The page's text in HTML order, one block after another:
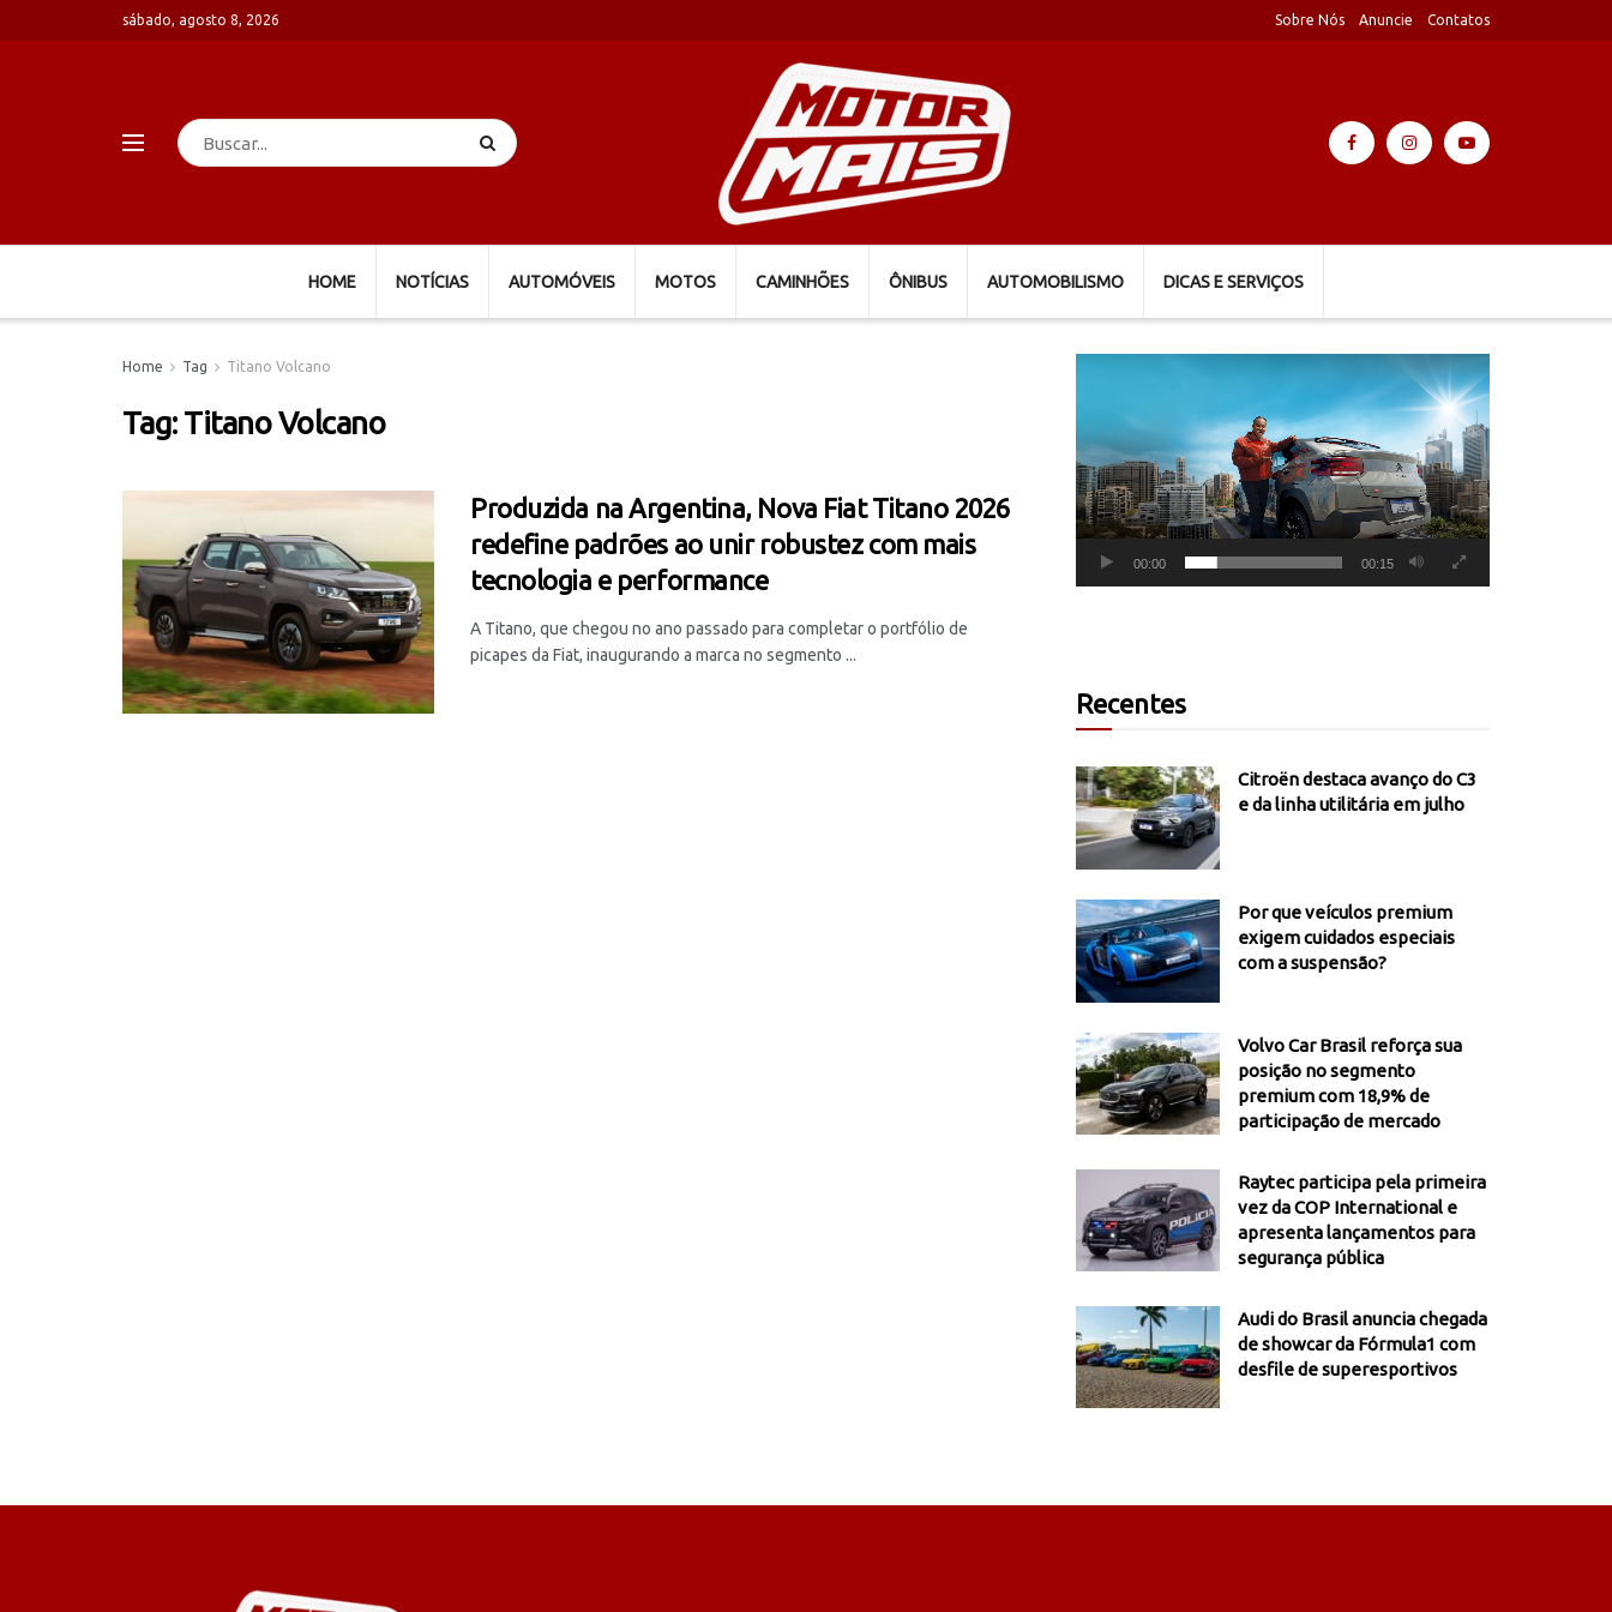
sábado, agosto 8, 2026 Sobre Nós Anuncie Contatos
HOME NOTÍCIAS AUTOMÓVEIS MOTOS CAMINHÕES ÔNIBUS AUTOMOBILISMO DICAS E SERVIÇOS
Home Tag Titano Volcano
Tag: Titano Volcano
Produzida na Argentina, Nova Fiat Titano 2026
redefine padrões ao unir robustez com mais
tecnologia e performance
A Titano, que chegou no ano passado para completar o portfólio de
picapes da Fiat, inaugurando a marca no segmento ...
00:00 00:15
Recentes
Citroën destaca avanço do C3
e da linha utilitária em julho
Por que veículos premium
exigem cuidados especiais
com a suspensão?
Volvo Car Brasil reforça sua
posição no segmento
premium com 18,9% de
participação de mercado
Raytec participa pela primeira
vez da COP International e
apresenta lançamentos para
segurança pública
Audi do Brasil anuncia chegada
de showcar da Fórmula1 com
desfile de superesportivos